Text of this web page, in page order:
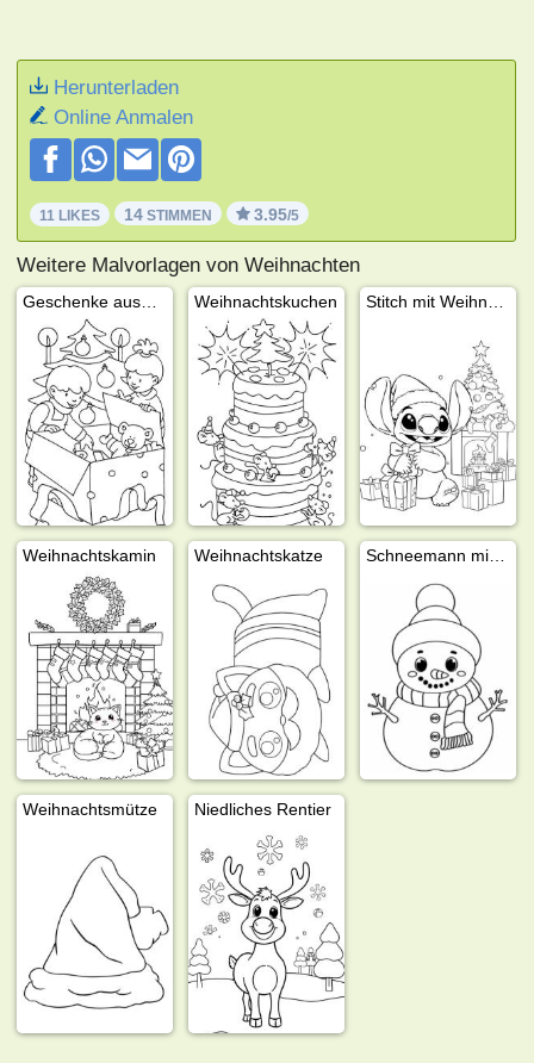
Herunterladen
Online Anmalen
11 LIKES 14 STIMMEN 3.95/5
Weitere Malvorlagen von Weihnachten
Weihnachtskuchen
Weihnachtskamin Weihnachtskatze
Weihnachtsmütze Niedliches Rentier